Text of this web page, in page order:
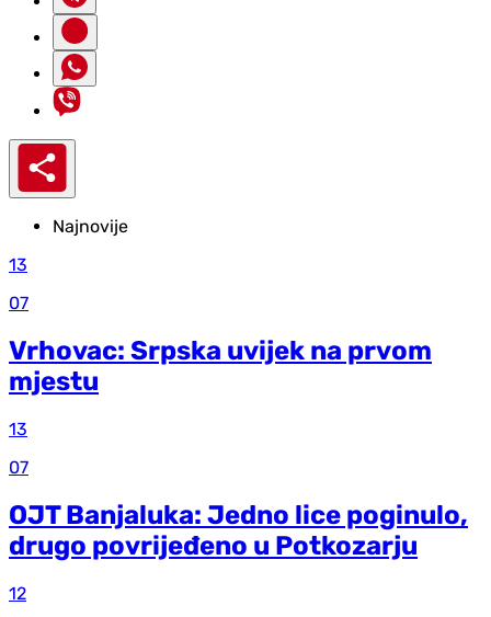
Najnovije
13
07
Vrhovac: Srpska uvijek na prvom
mjestu
13
07
OJT Banjaluka: Jedno lice poginulo,
drugo povrijeđeno u Potkozarju
12